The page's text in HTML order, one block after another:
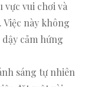
vực vui chơi và
này không
cảm hứng
sáng tự nhiên